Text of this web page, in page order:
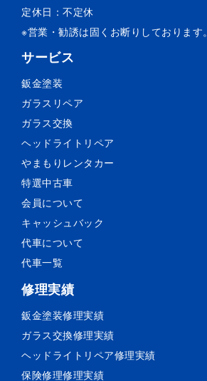
定休日：不定休
※営業・勧誘は固くお断りしております。
サービス
鈑金塗装
ガラスリペア
ガラス交換
ヘッドライトリペア
やまもりレンタカー
特選中古車
会員について
キャッシュバック
代車について
代車一覧
修理実績
鈑金塗装修理実績
ガラス交換修理実績
ヘッドライトリペア修理実績
保険修理修理実績